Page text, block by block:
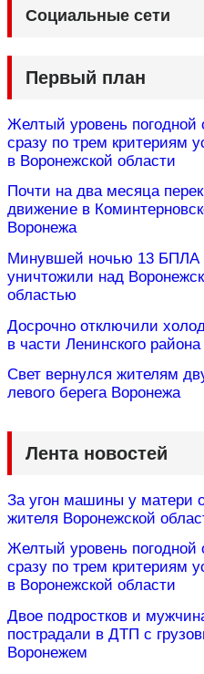
Социальные сети
Первый план
Желтый уровень погодной
сразу по трем критериям
в Воронежской области
Почти на два месяца
движение в
Воронежа
Минувшей ночью 13 БПЛА
уничтожили над
областью
Досрочно отключили
в части Ленинского
Свет вернулся жителям
левого берега Воронежа
Лента новостей
За угон машины у матери
жителя Воронежской
Желтый уровень погодной
сразу по трем критериям
в Воронежской области
Двое подростков и
пострадали в ДТП с
Воронежем